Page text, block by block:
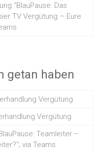
“BlauPause: Das
TV Vergütung – Eure
getan haben
Vergütung
Vergütung
Teamleiter –
via Teams